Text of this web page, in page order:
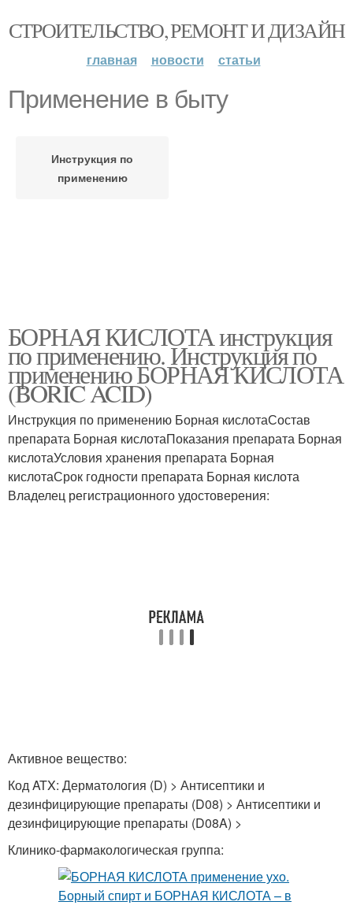
СТРОИТЕЛЬСТВО, РЕМОНТ И ДИЗАЙН
главная новости статьи
Применение в быту
Инструкция по
применению
БОРНАЯ КИСЛОТА инструкция
по применению. Инструкция по
применению БОРНАЯ КИСЛОТА
(BORIC ACID)
Инструкция по применению Борная кислотаСостав
препарата Борная кислотаПоказания препарата Борная
кислотаУсловия хранения препарата Борная
кислотаСрок годности препарата Борная кислота
Владелец регистрационного удостоверения:
Активное вещество:
Код ATX: Дерматология (D) > Антисептики и
дезинфицирующие препараты (D08) > Антисептики и
дезинфицирующие препараты (D08A) >
Клинико-фармакологическая группа: